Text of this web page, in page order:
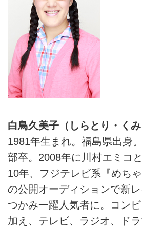
白鳥久美子（しらとり・くみ
1981年生まれ。福島県出身
部卒。2008年に川村エミコ
10年、フジテレビ系『めち
の公開オーディションで新
つかみ一躍人気者に。コン
加え、テレビ、ラジオ、ド